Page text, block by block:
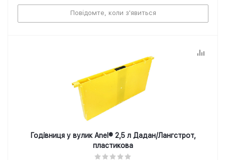
Повідомте, коли з'явиться
Годівниця у вулик Anel® 2,5 л Дадан/Лангстрот,
пластикова